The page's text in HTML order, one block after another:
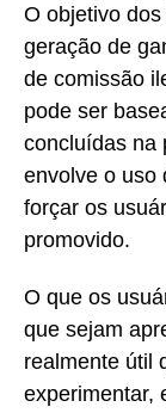
O objetivo
geração de
de comissão
pode ser
concluídas na
envolve o uso
forçar os
promovido.
O que os
que sejam
realmente útil
experimentar,